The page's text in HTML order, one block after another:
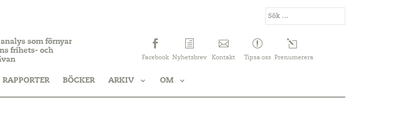
som förnyar
frihets- och
Facebook Nyhetsbrev Kontakt Tipsa oss Prenumerera
RAPPORTER BÖCKER ARKIV OM